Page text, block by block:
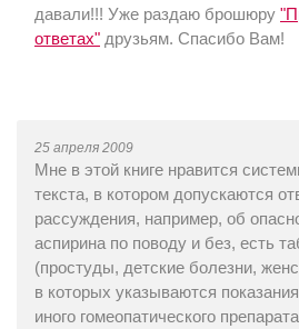
давали!!! Уже раздаю брошюру
ответах" друзьям. Спасибо Вам!
25 апреля 2009
Мне в этой книге нравится
текста, в котором допускаются
рассуждения, например, об
аспирина по поводу и без, есть
(простуды, детские болезни,
в которых указываются
иного гомеопатического